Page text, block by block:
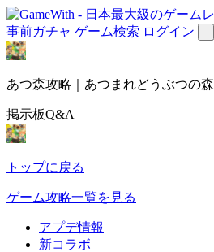
事前ガチャ ゲーム検索 ログイン
あつ森攻略｜あつまれどうぶつの森
掲示板Q&A
トップに戻る
ゲーム攻略一覧を見る
アプデ情報
新コラボ